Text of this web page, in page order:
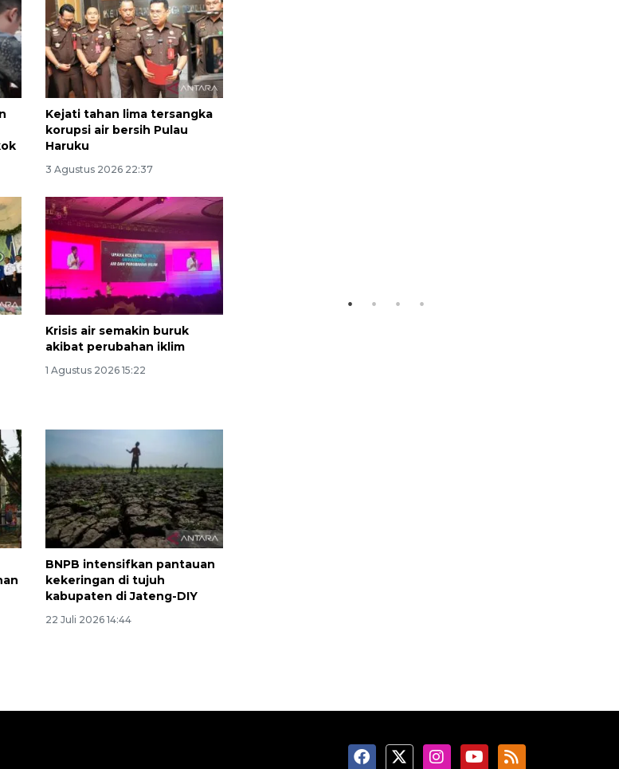
Kejati tahan lima tersangka
korupsi air bersih Pulau
Haruku
3 Agustus 2026 22:37
Krisis air semakin buruk
akibat perubahan iklim
1 Agustus 2026 15:22
BNPB intensifkan pantauan
kekeringan di tujuh
kabupaten di Jateng-DIY
22 Juli 2026 14:44
kejahatan
Jakarta
08-05 18:00:00